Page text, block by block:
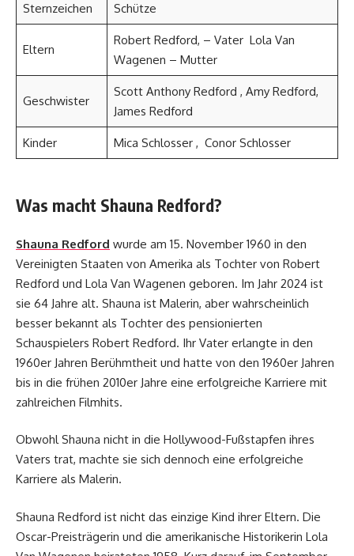
Sternzeichen Schütze
Eltern
Robert Redford, – Vater Lola Van
Wagenen – Mutter
Geschwister
Scott Anthony Redford , Amy Redford,
James Redford
Kinder Mica Schlosser , Conor Schlosser
Was macht Shauna Redford?
Shauna Redford wurde am 15. November 1960 in den
Vereinigten Staaten von Amerika als Tochter von Robert
Redford und Lola Van Wagenen geboren. Im Jahr 2024 ist
sie 64 Jahre alt. Shauna ist Malerin, aber wahrscheinlich
besser bekannt als Tochter des pensionierten
Schauspielers Robert Redford. Ihr Vater erlangte in den
1960er Jahren Berühmtheit und hatte von den 1960er Jahren
bis in die frühen 2010er Jahre eine erfolgreiche Karriere mit
zahlreichen Filmhits.
Obwohl Shauna nicht in die Hollywood-Fußstapfen ihres
Vaters trat, machte sie sich dennoch eine erfolgreiche
Karriere als Malerin.
Shauna Redford ist nicht das einzige Kind ihrer Eltern. Die
Oscar-Preisträgerin und die amerikanische Historikerin Lola